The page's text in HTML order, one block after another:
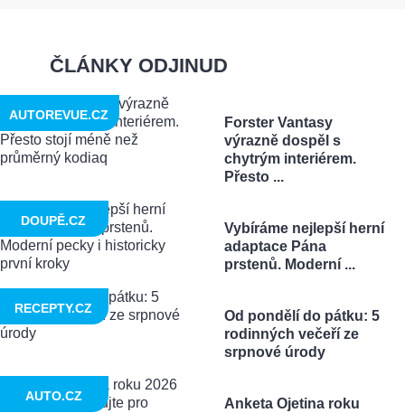
ČLÁNKY ODJINUD
Forster Vantasy
výrazně dospěl s
chytrým interiérem.
Přesto ...
AUTOREVUE.CZ
Vybíráme nejlepší herní
adaptace Pána
prstenů. Moderní ...
DOUPĚ.CZ
Od pondělí do pátku: 5
rodinných večeří ze
srpnové úrody
RECEPTY.CZ
Anketa Ojetina roku
AUTO.CZ